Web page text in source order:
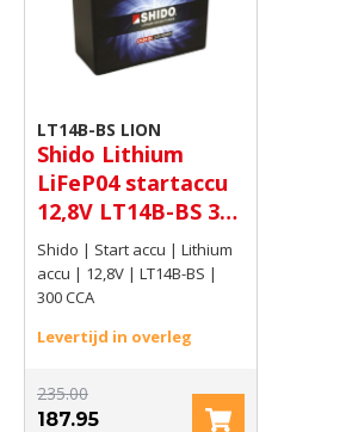
LT14B-BS LION
Shido Lithium
LiFeP04 startaccu
12,8V LT14B-BS 300
CCA
Shido | Start accu | Lithium
accu | 12,8V | LT14B-BS |
300 CCA
Levertijd in overleg
235.00
187.95